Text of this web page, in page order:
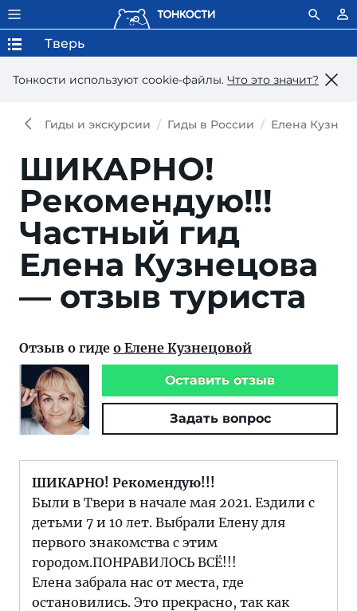
Тонкости используют сookie-файлы. Что это значит?
Тверь
Гиды и экскурсии Гиды в России Елена
ШИКАРНО!
Рекомендую!!!
Частный гид
Елена Кузнецова
— отзыв туриста
Отзыв о гиде о Елене Кузнецовой
Оставить отзыв
Задать вопрос
ШИКАРНО! Рекомендую!!!
Были в Твери в начале мая 2021. Ездили с
детьми 7 и 10 лет. Выбрали Елену для
первого знакомства с этим
городом.ПОНРАВИЛОСЬ ВСЁ!!!
Елена забрала нас от места, где
остановились. Это прекрасно, так как